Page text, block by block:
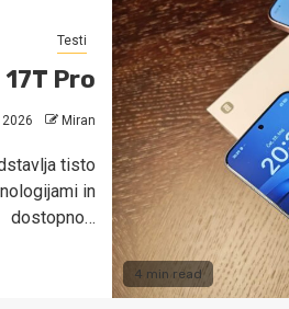
4 min read
Testi
Pro
Miran
tisto
in
dostopno…